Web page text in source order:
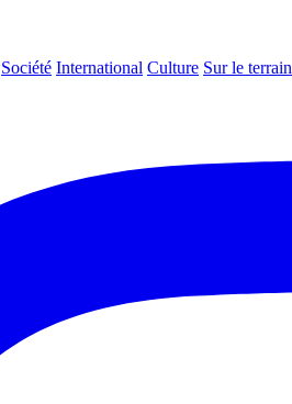
Société International Culture Sur le terrain